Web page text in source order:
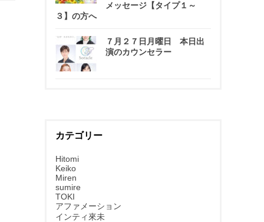
メッセージ【タイプ１～
３】の方へ
７月２７日月曜日 本日出
演のカウンセラー
カテゴリー
Hitomi
Keiko
Miren
sumire
TOKI
アファメーション
インティ來未